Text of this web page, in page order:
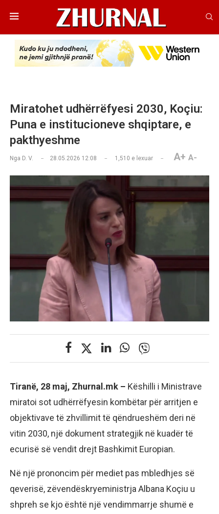
Miratohet udhërrëfyesi 2030, Koçiu:
Puna e institucioneve shqiptare, e
pakthyeshme
Nga D. V. 28.05.2026 12:08 1,510 e lexuar A+ A-
Tiranë, 28 maj, Zhurnal.mk – Këshilli i Ministrave
miratoi sot udhërrëfyesin kombëtar për arritjen e
objektivave të zhvillimit të qëndrueshëm deri në
vitin 2030, një dokument strategjik në kuadër të
ecurisë së vendit drejt Bashkimit Europian.
Në një prononcim për mediet pas mbledhjes së
qeverisë, zëvendëskryeministrja Albana Koçiu u
shpreh se kjo është një vendimmarrje shumë e